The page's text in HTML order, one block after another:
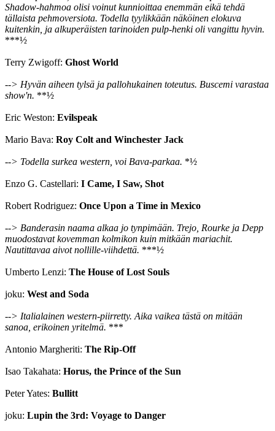
Shadow-hahmoa olisi voinut kunnioittaa enemmän eikä tehdä
tällaista pehmoversiota. Todella tyylikkään näköinen elokuva
kuitenkin, ja alkuperäisten tarinoiden pulp-henki oli vangittu hyvin.
***½
Terry Zwigoff: Ghost World
--> Hyvän aiheen tylsä ja pallohukainen toteutus. Buscemi varastaa
show'n. **½
Eric Weston: Evilspeak
Mario Bava: Roy Colt and Winchester Jack
--> Todella surkea western, voi Bava-parkaa. *½
Enzo G. Castellari: I Came, I Saw, Shot
Robert Rodriguez: Once Upon a Time in Mexico
--> Banderasin naama alkaa jo tynpimään. Trejo, Rourke ja Depp
muodostavat kovemman kolmikon kuin mitkään mariachit.
Nautittavaa aivot nollille-viihdettä. ***½
Umberto Lenzi: The House of Lost Souls
joku: West and Soda
--> Italialainen western-piirretty. Aika vaikea tästä on mitään
sanoa, erikoinen yritelmä. ***
Antonio Margheriti: The Rip-Off
Isao Takahata: Horus, the Prince of the Sun
Peter Yates: Bullitt
joku: Lupin the 3rd: Voyage to Danger